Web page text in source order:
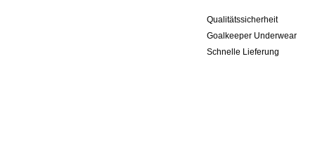
Qualitätssicherheit
Goalkeeper Underwear
Schnelle Lieferung